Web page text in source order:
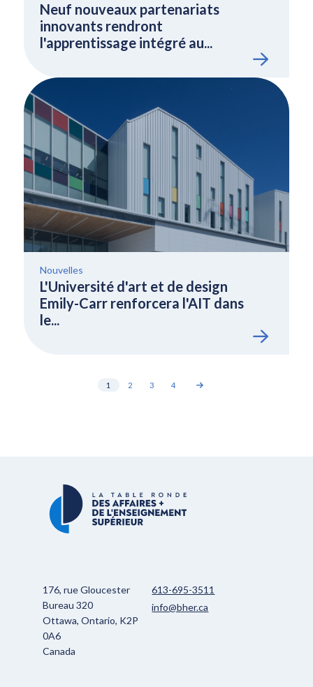
Neuf nouveaux partenariats
innovants rendront
l'apprentissage intégré au...
Nouvelles
L'Université d'art et de design
Emily-Carr renforcera l'AIT dans
le...
1 2 3 4
176, rue Gloucester
Bureau 320
Ottawa, Ontario, K2P
0A6
Canada
613-695-3511
info@bher.ca